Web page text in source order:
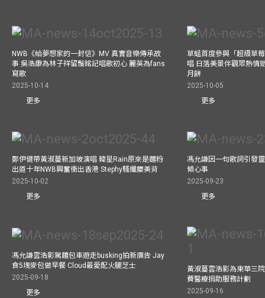
NWB《給夢想家的一封信》MV 真實音樂傳承故
事 吳浩康為林子祥留鬚銘記唱歌初心 麗英為fans
寫歌
2025-10-14
更多
草蜢首度參與「超級草
唱 日落美景伴觀眾熱情
月餅
2025-10-05
更多
鄭伊健帶黃淑蔓新加坡演唱 韓星Rain原來是麵粉
出道十年NWB興奮衝出香港 Stephy騷纖腰美背
2025-10-02
更多
馮允謙因一句歌詞引發
傾心事
2025-09-23
更多
馮允謙雲浩影駕麵包車遊走busking拍新廣告 Jay
食5塊麥包做早餐 Cloud最愛配火腿芝士
2025-09-18
更多
黃淑蔓雲浩影為東華三
費醫療捐助服務計劃
2025-09-16